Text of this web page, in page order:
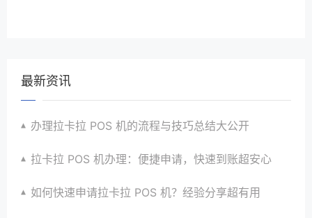
最新资讯
办理拉卡拉 POS 机的流程与技巧总结大公开
拉卡拉 POS 机办理：便捷申请，快速到账超安心
如何快速申请拉卡拉 POS 机？经验分享超有用